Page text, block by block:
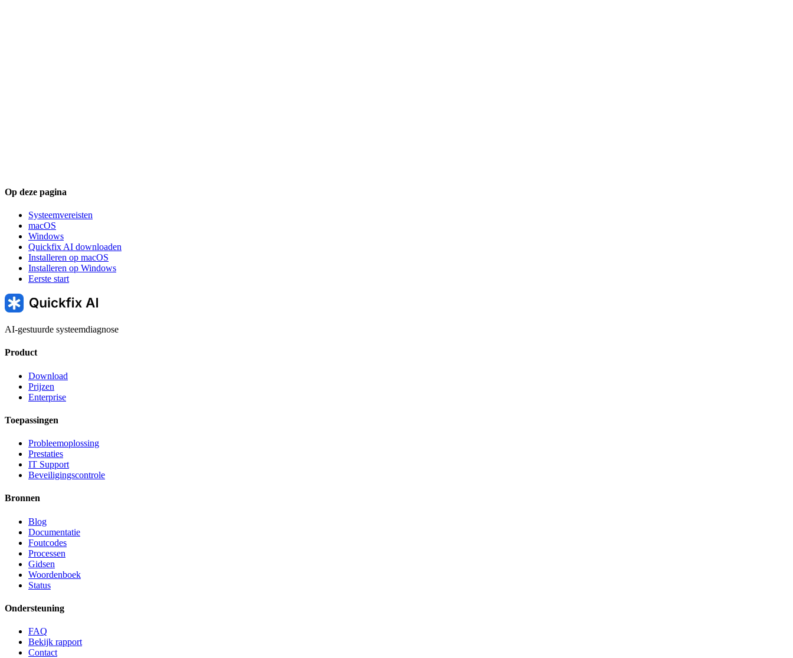
Op deze pagina
Systeemvereisten
macOS
Windows
Quickfix AI downloaden
Installeren op macOS
Installeren op Windows
Eerste start
AI-gestuurde systeemdiagnose
Product
Download
Prijzen
Enterprise
Toepassingen
Probleemoplossing
Prestaties
IT Support
Beveiligingscontrole
Bronnen
Blog
Documentatie
Foutcodes
Processen
Gidsen
Woordenboek
Status
Ondersteuning
FAQ
Bekijk rapport
Contact